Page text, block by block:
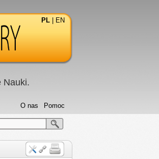
PL EN
Nauki.
Pomoc
O nas